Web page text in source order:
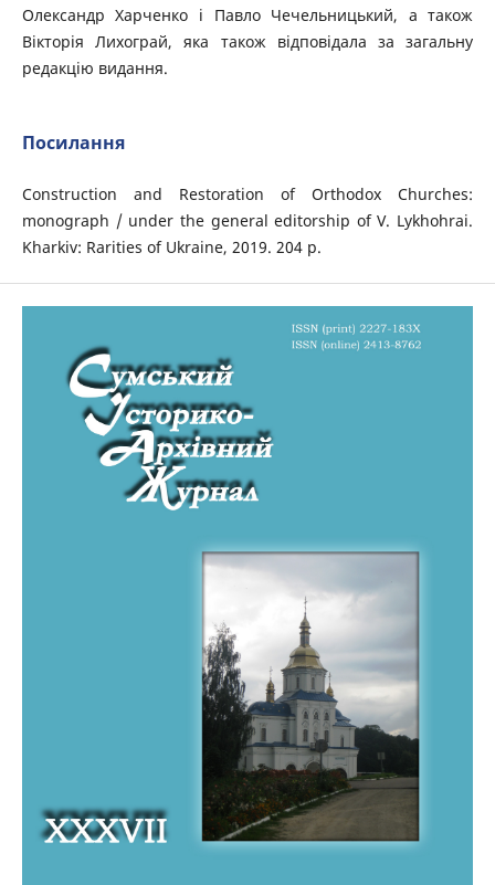
Олександр Харченко і Павло Чечельницький, а також
Вікторія Лихограй, яка також відповідала за загальну
редакцію видання.
Посилання
Construction and Restoration of Orthodox Churches:
monograph / under the general editorship of V. Lykhohrai.
Kharkiv: Rarities of Ukraine, 2019. 204 p.